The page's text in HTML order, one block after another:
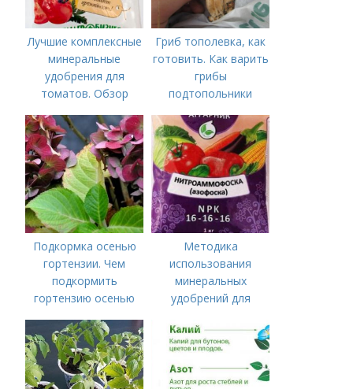
Лучшие комплексные
минеральные
удобрения для
томатов. Обзор
удобрений для
томатов: правила
внесения в почву
Гриб тополевка, как
готовить. Как варить
грибы
подтопольники
Подкормка осенью
гортензии. Чем
подкормить
гортензию осенью
Методика
использования
минеральных
удобрений для
Минеральное
питание